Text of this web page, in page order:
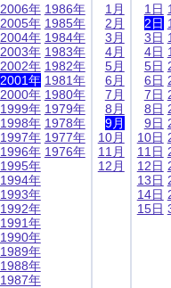
2006年
2005年
2004年
2003年
2002年
2001年
2000年
1999年
1998年
1997年
1996年
1995年
1994年
1993年
1992年
1991年
1990年
1989年
1988年
1987年
1986年
1985年
1984年
1983年
1982年
1981年
1980年
1979年
1978年
1977年
1976年
1月
2月
3月
4月
5月
6月
7月
8月
9月
10月
11月
12月
1日
2日
3日
4日
5日
6日
7日
8日
9日
10日
11日
12日
13日
14日
15日